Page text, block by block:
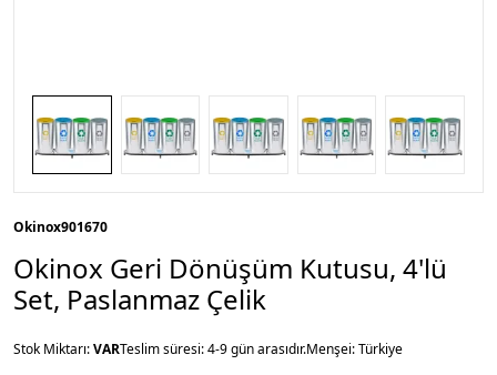
Okinox901670
Okinox Geri Dönüşüm Kutusu, 4'lü
Set, Paslanmaz Çelik
Stok Miktarı:VARTeslim süresi: 4-9 gün arasıdır.Menşei: Türkiye